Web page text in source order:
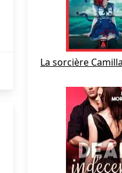
La sorcière